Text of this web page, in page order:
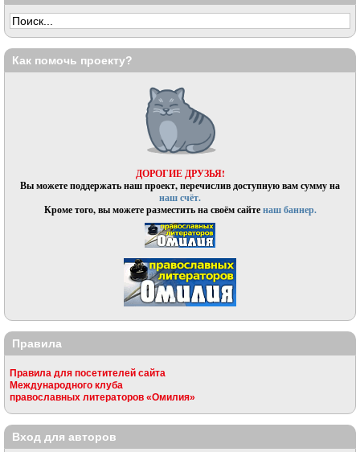
Как помочь проекту?
ДОРОГИЕ ДРУЗЬЯ!
Вы можете поддержать наш проект, перечислив доступную вам сумму на
наш счёт.
Кроме того, вы можете разместить на своём сайтенаш баннер.
Правила
Правила для посетителей сайта
Международного клуба
православных литераторов «Омилия»
Вход для авторов